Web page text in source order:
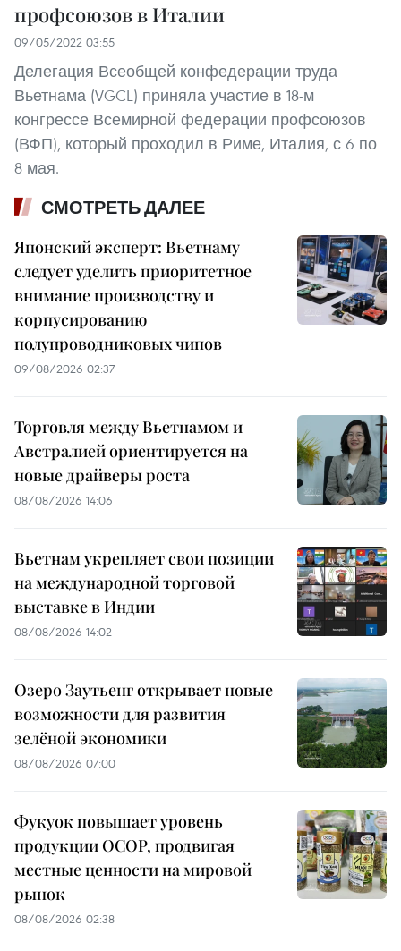
профсоюзов в Италии
09/05/2022 03:55
Делегация Всеобщей конфедерации труда
Вьетнама (VGCL) приняла участие в 18-м
конгрессе Всемирной федерации профсоюзов
(ВФП), который проходил в Риме, Италия, с 6 по
8 мая.
СМОТРЕТЬ ДАЛЕЕ
Японский эксперт: Вьетнаму
следует уделить приоритетное
внимание производству и
корпусированию
полупроводниковых чипов
09/08/2026 02:37
Торговля между Вьетнамом и
Австралией ориентируется на
новые драйверы роста
08/08/2026 14:06
Вьетнам укрепляет свои позиции
на международной торговой
выставке в Индии
08/08/2026 14:02
Озеро Заутьенг открывает новые
возможности для развития
зелёной экономики
08/08/2026 07:00
Фукуок повышает уровень
продукции OCOP, продвигая
местные ценности на мировой
рынок
08/08/2026 02:38